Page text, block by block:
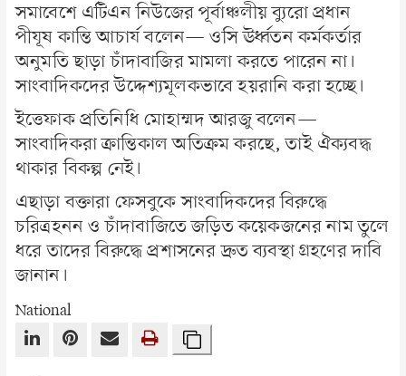
সমাবেশে এটিএন নিউজের পূর্বাঞ্চলীয় ব্যুরো প্রধান
পীযূষ কান্তি আচার্য বলেন— ওসি ঊর্ধ্বতন কর্মকর্তার
অনুমতি ছাড়া চাঁদাবাজির মামলা করতে পারেন না।
সাংবাদিকদের উদ্দেশ্যমূলকভাবে হয়রানি করা হচ্ছে।
ইত্তেফাক প্রতিনিধি মোহাম্মদ আরজু বলেন—
সাংবাদিকরা ক্রান্তিকাল অতিক্রম করছে, তাই ঐক্যবদ্ধ
থাকার বিকল্প নেই।
এছাড়া বক্তারা ফেসবুকে সাংবাদিকদের বিরুদ্ধে
চরিত্রহনন ও চাঁদাবাজিতে জড়িত কয়েকজনের নাম তুলে
ধরে তাদের বিরুদ্ধে প্রশাসনের দ্রুত ব্যবস্থা গ্রহণের দাবি
জানান।
National